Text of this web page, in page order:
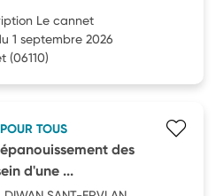
Le cannet
1 septembre 2026
(06110)
TOUS
des
d'une ...